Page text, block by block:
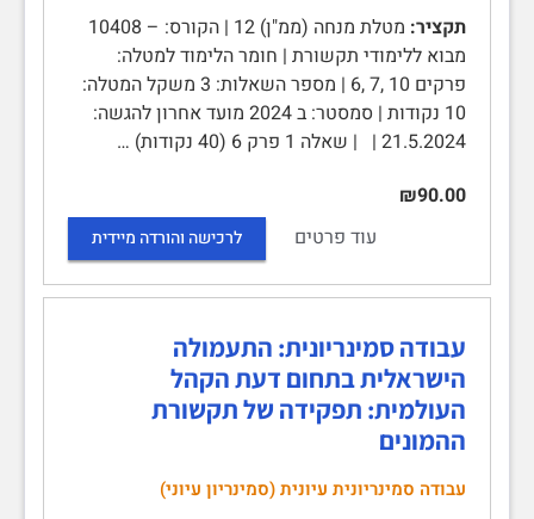
תקציר:
מטלת מנחה (ממ"ן) 12 | הקורס: – 10408
מבוא ללימודי תקשורת | חומר הלימוד למטלה:
פרקים 10 ,7 ,6 | מספר השאלות: 3 משקל המטלה:
10 נקודות | סמסטר: ב 2024 מועד אחרון להגשה:
21.5.2024 | | שאלה 1 פרק 6 (40 נקודות) …
₪90.00
עוד פרטים
לרכישה והורדה מיידית
עבודה סמינריונית: התעמולה
הישראלית בתחום דעת הקהל
העולמית: תפקידה של תקשורת
ההמונים
עבודה סמינריונית עיונית (סמינריון עיוני)